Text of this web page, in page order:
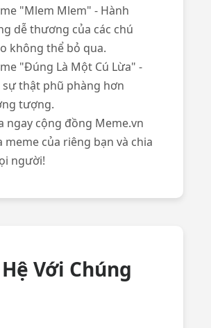
"Mlem Mlem" - Hành
dễ thương của các chú
không thể bỏ qua.
"Đúng Là Một Cú Lừa" -
sự thật phũ phàng hơn
tượng.
ngay cộng đồng Meme.vn
meme của riêng bạn và chia
người!
Với Chúng